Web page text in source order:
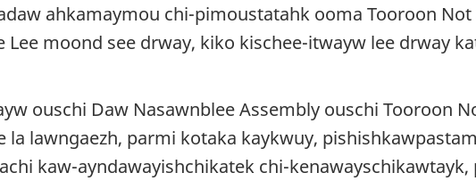
ahkamaymou chi-pimoustatahk ooma Tooroon Not
moond see drway, kiko kischee-itwayw lee drway
ouschi Daw Nasawnblee Assembly ouschi Tooroon
la lawngaezh, parmi kotaka kaykwuy,
kaw-ayndawayishchikatek chi-